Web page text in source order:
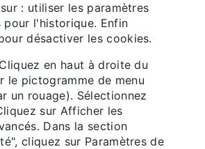
: utiliser les paramètres
pour l'historique. Enfin
désactiver les cookies.
en haut à droite du
le pictogramme de menu
un rouage). Sélectionnez
sur Afficher les
Dans la section
cliquez sur Paramètres de